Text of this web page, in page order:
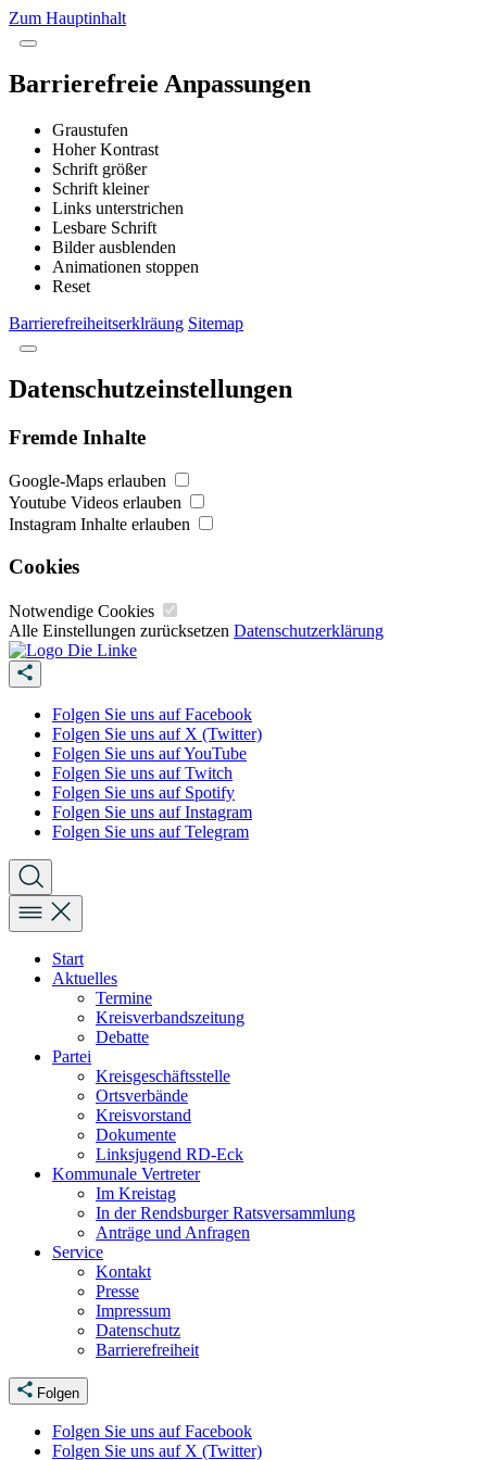
Zum Hauptinhalt
Barrierefreie Anpassungen
Graustufen
Hoher Kontrast
Schrift größer
Schrift kleiner
Links unterstrichen
Lesbare Schrift
Bilder ausblenden
Animationen stoppen
Reset
Barrierefreiheitserklräung Sitemap
Datenschutzeinstellungen
Fremde Inhalte
Google-Maps erlauben
Youtube Videos erlauben
Instagram Inhalte erlauben
Cookies
Notwendige Cookies
Alle Einstellungen zurücksetzen Datenschutzerklärung
Folgen Sie uns auf Facebook
Folgen Sie uns auf X (Twitter)
Folgen Sie uns auf YouTube
Folgen Sie uns auf Twitch
Folgen Sie uns auf Spotify
Folgen Sie uns auf Instagram
Folgen Sie uns auf Telegram
Start
Aktuelles
Termine
Kreisverbandszeitung
Debatte
Partei
Kreisgeschäftsstelle
Ortsverbände
Kreisvorstand
Dokumente
Linksjugend RD-Eck
Kommunale Vertreter
Im Kreistag
In der Rendsburger Ratsversammlung
Anträge und Anfragen
Service
Kontakt
Presse
Impressum
Datenschutz
Barrierefreiheit
Folgen
Folgen Sie uns auf Facebook
Folgen Sie uns auf X (Twitter)